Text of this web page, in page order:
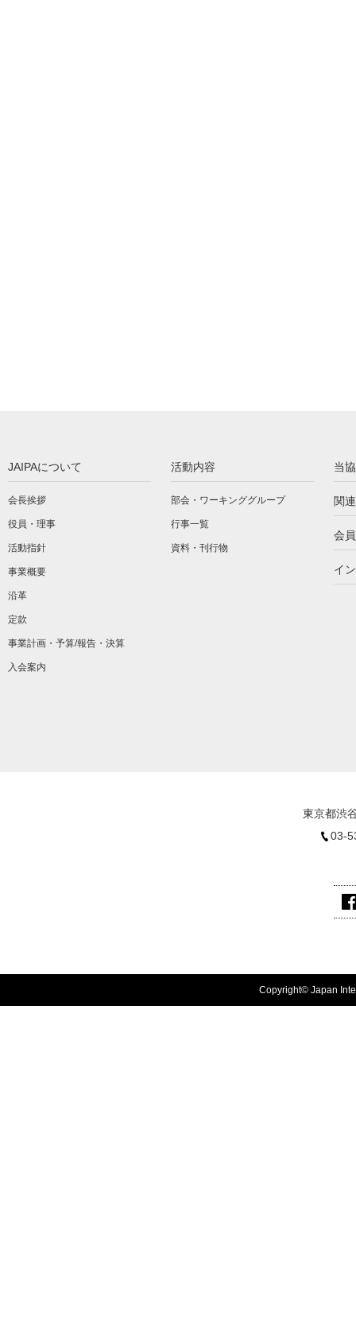
JAIPAについて
会長挨拶
役員・理事
活動指針
事業概要
沿革
定款
事業計画・予算/報告・決算
入会案内
活動内容
部会・ワーキンググループ
行事一覧
資料・刊行物
当
関
会
イ
東京都渋
03-
Copyright© Japan